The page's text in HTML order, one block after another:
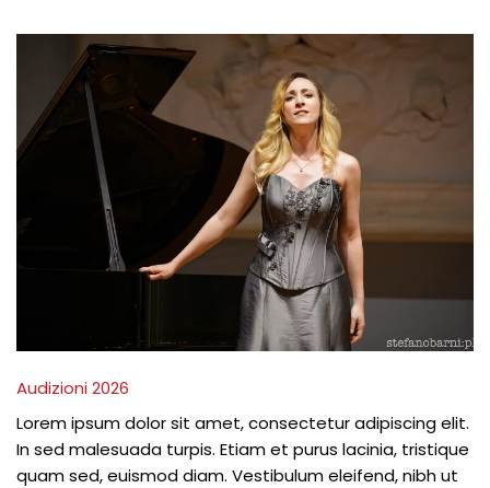
Audizioni 2026
Lorem ipsum dolor sit amet, consectetur adipiscing elit.
In sed malesuada turpis. Etiam et purus lacinia, tristique
quam sed, euismod diam. Vestibulum eleifend, nibh ut